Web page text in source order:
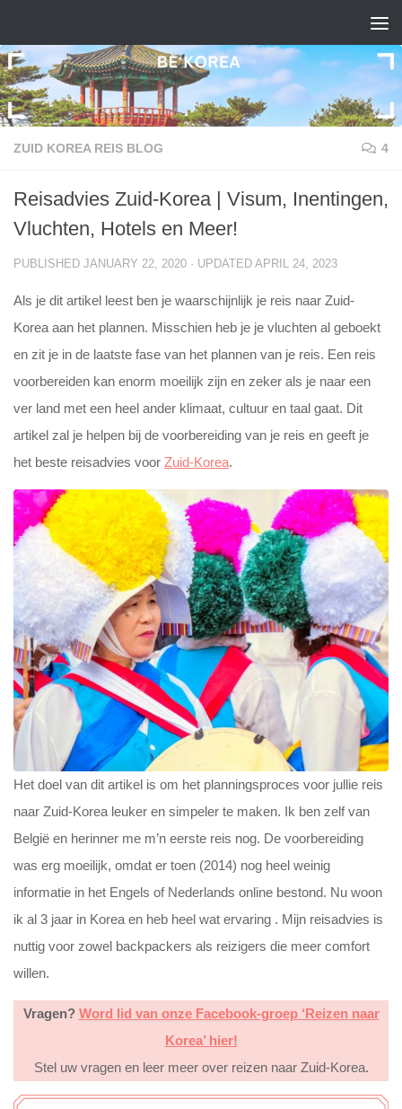
ZUID KOREA REIS BLOG 4
Reisadvies Zuid-Korea | Visum, Inentingen,
Vluchten, Hotels en Meer!
PUBLISHED JANUARY 22, 2020 · UPDATED APRIL 24, 2023
Als je dit artikel leest ben je waarschijnlijk je reis naar Zuid-
Korea aan het plannen. Misschien heb je je vluchten al geboekt
en zit je in de laatste fase van het plannen van je reis. Een reis
voorbereiden kan enorm moeilijk zijn en zeker als je naar een
ver land met een heel ander klimaat, cultuur en taal gaat. Dit
artikel zal je helpen bij de voorbereiding van je reis en geeft je
het beste reisadvies voor Zuid-Korea.
Het doel van dit artikel is om het planningsproces voor jullie reis
naar Zuid-Korea leuker en simpeler te maken. Ik ben zelf van
België en herinner me m’n eerste reis nog. De voorbereiding
was erg moeilijk, omdat er toen (2014) nog heel weinig
informatie in het Engels of Nederlands online bestond. Nu woon
ik al 3 jaar in Korea en heb heel wat ervaring . Mijn reisadvies is
nuttig voor zowel backpackers als reizigers die meer comfort
willen.
Vragen? Word lid van onze Facebook-groep ‘Reizen naar
Korea’ hier!
Stel uw vragen en leer meer over reizen naar Zuid-Korea.